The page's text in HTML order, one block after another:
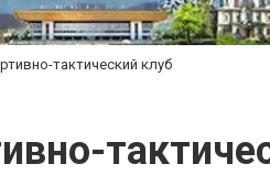
тактический клуб